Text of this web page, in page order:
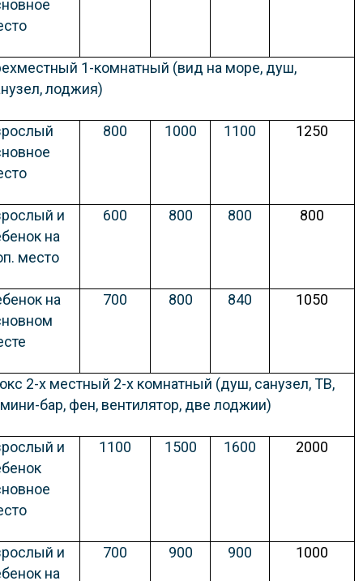
1-комнатный (вид на море, душ,
лоджия)
800 1000 1100 1250
и
на
место
600 800 800 800
на
700 800 840 1050
2-х местный 2-х комнатный (душ, санузел, ТВ,
бар, фен, вентилятор, две лоджии)
и
1100 1500 1600 2000
и
на
700 900 900 1000